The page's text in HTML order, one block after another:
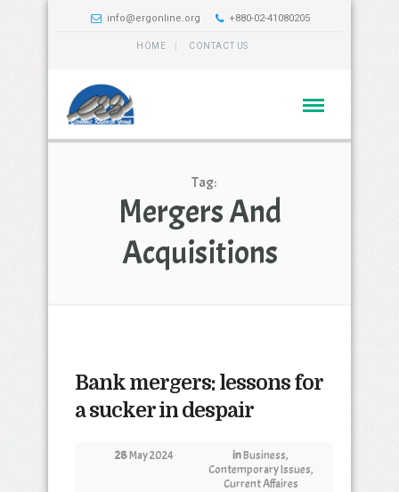
info@ergonline.org +880-02-41080205
HOME CONTACT US
Tag:
Mergers And
Acquisitions
Bank mergers: lessons for
a sucker in despair
28May 2024 inBusiness,
Contemporary Issues,
Current Affaires